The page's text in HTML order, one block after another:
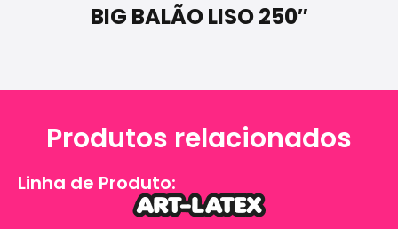
BIG BALÃO LISO 250″
Produtos relacionados
Linha de Produto: